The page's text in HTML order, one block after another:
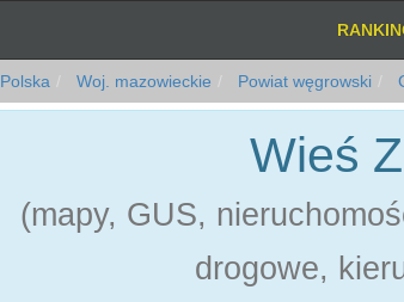
Polska Woj. mazowieckie Powiat węgrowski
Wieś
(mapy, GUS,
drogowe,